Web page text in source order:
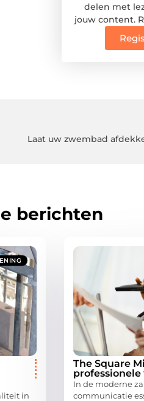
delen met
jouw content.
Laat uw zwembad
berichten
in
The Square
In de moderne
communicatie